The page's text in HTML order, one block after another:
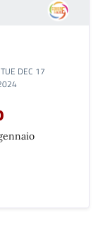
DEC 17